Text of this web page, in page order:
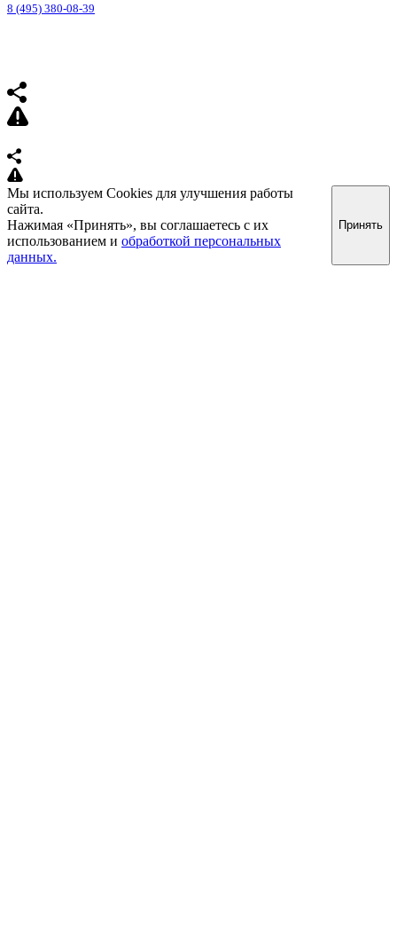
8 (495) 380-08-39
Мы используем Cookies для улучшения работы
сайта.
Нажимая «Принять», вы соглашаетесь с их
использованием и обработкой персональных
данных.
Принять